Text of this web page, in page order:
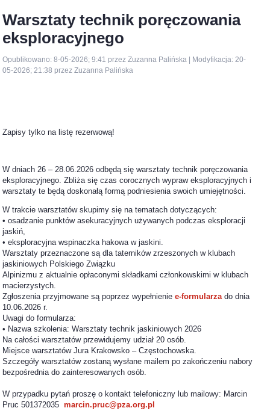
Warsztaty technik poręczowania
eksploracyjnego
Opublikowano: 8-05-2026; 9:41 przez Zuzanna Palińska | Modyfikacja: 20-
05-2026; 21:38 przez Zuzanna Palińska
Zapisy tylko na listę rezerwową!
W dniach 26 – 28.06.2026 odbędą się warsztaty technik poręczowania
eksploracyjnego. Zbliża się czas corocznych wypraw eksploracyjnych i
warsztaty te będą doskonałą formą podniesienia swoich umiejętności.
W trakcie warsztatów skupimy się na tematach dotyczących:
• osadzanie punktów asekuracyjnych używanych podczas eksploracji
jaskiń,
• eksploracyjna wspinaczka hakowa w jaskini.
Warsztaty przeznaczone są dla taterników zrzeszonych w klubach
jaskiniowych Polskiego Związku
Alpinizmu z aktualnie opłaconymi składkami członkowskimi w klubach
macierzystych.
Zgłoszenia przyjmowane są poprzez wypełnieniee-formularza do dnia
10.06.2026 r.
Uwagi do formularza:
• Nazwa szkolenia: Warsztaty technik jaskiniowych 2026
Na całości warsztatów przewidujemy udział 20 osób.
Miejsce warsztatów Jura Krakowsko – Częstochowska.
Szczegóły warsztatów zostaną wysłane mailem po zakończeniu nabory
bezpośrednia do zainteresowanych osób.
W przypadku pytań proszę o kontakt telefoniczny lub mailowy: Marcin
Pruc 501372035marcin.pruc@pza.org.pl